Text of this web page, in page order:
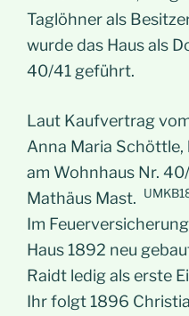
Taglöhner als
wurde das Haus als
40/41 geführt.
Laut Kaufvertrag
Anna Maria Schöttle,
am Wohnhaus Nr.
Mathäus Mast.
Im
Haus 1892 neu
Raidt ledig als erste
Ihr folgt 1896